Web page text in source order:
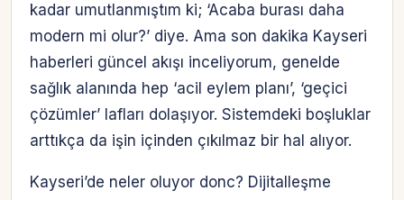
kadar umutlanmıştım ki; ‘Acaba burası daha
modern mi olur?’ diye. Ama son dakika Kayseri
haberleri güncel akışı inceliyorum, genelde
sağlık alanında hep ‘acil eylem planı’, ‘geçici
çözümler’ lafları dolaşıyor. Sistemdeki boşluklar
arttıkça da işin içinden çıkılmaz bir hal alıyor.
Kayseri’de neler oluyor donc? Dijitalleşme